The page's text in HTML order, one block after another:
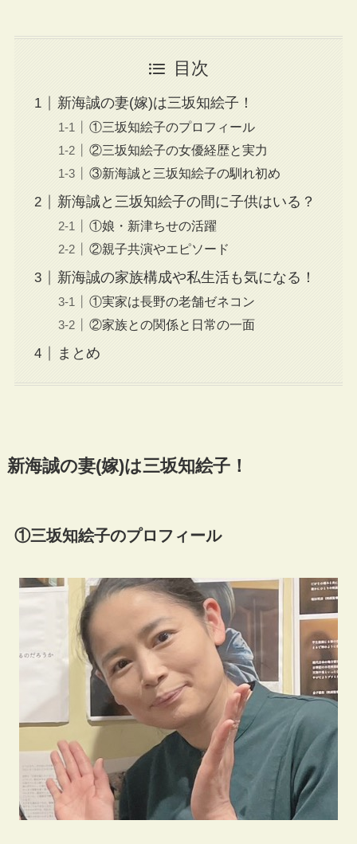
目次
新海誠の妻(嫁)は三坂知絵子！
①三坂知絵子のプロフィール
②三坂知絵子の女優経歴と実力
③新海誠と三坂知絵子の馴れ初め
新海誠と三坂知絵子の間に子供はいる？
①娘・新津ちせの活躍
②親子共演やエピソード
新海誠の家族構成や私生活も気になる！
①実家は長野の老舗ゼネコン
②家族との関係と日常の一面
まとめ
新海誠の妻(嫁)は三坂知絵子！
①三坂知絵子のプロフィール